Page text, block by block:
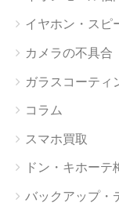
イヤホン・スピ
カメラの不具合
ガラスコーティ
コラム
スマホ買取
ドン・キホーテ
バックアップ・